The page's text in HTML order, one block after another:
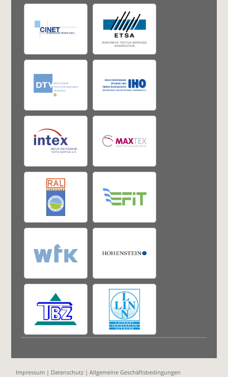
Impressum | Datenschutz |Allgemeine Geschäftsbedingungen